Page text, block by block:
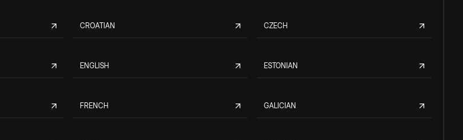
CROATIAN CZECH
ENGLISH ESTONIAN
FRENCH GALICIAN